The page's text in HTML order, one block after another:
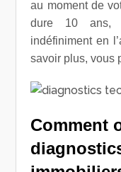
au moment de
dure 10 ans,
indéfiniment en
savoir plus, vous
Comment